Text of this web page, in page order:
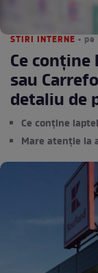
STIRI INTERNE •
Ce
sau
detaliu de
Ce conţine
Mare atenție la